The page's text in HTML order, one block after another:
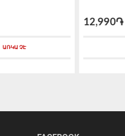
ԱՌԿԱ ՉԷ
12,990֏